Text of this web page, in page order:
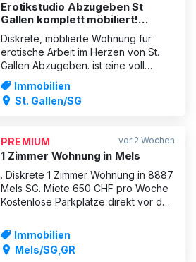
Erotikstudio Abzugeben St
Gallen komplett möbiliert!
Sofort kann Starten!
Diskrete, möblierte Wohnung für
erotische Arbeit im Herzen von St.
Gallen Abzugeben. ist eine voll
möblierte, dreizimmer Wohnung im
Stadtzentrum von St. Gallen, Die
Wohnung verfügt über eine 24st
Absprache Sofort möglich zu
starten!!! Miete
Immobilien
St. Gallen/SG
PREMIUM vor 2 Wochen
1 Zimmer Wohnung in Mels
. Diskrete 1 Zimmer Wohnung in 8887
Mels SG. Miete 650 CHF pro Woche
Kostenlose Parkplätze direkt vor der
Diskrete Adresse ! Naheliegend zu
Fürstentum Liechtenstein , daher
reiches Klientel. Bei 90 Tage
Immobilien
Mels/SG,GR